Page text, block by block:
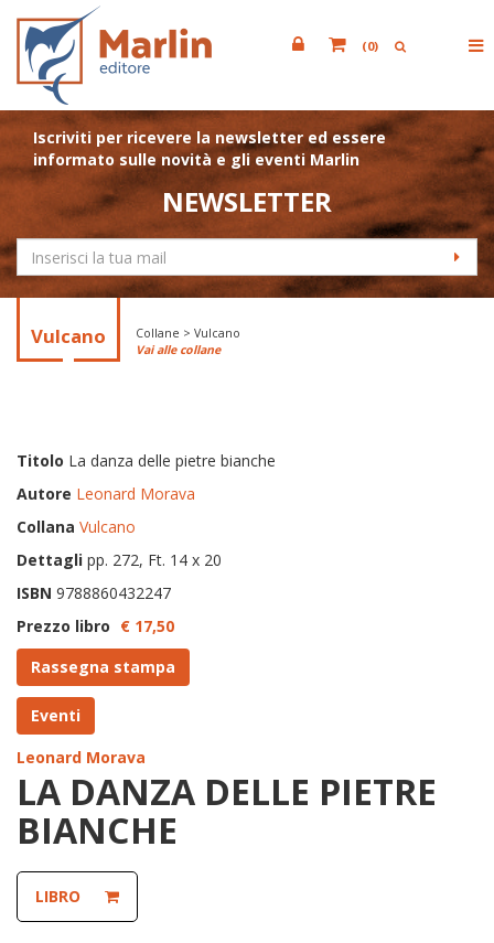
(0)
Iscriviti per ricevere la newsletter ed essere
informato sulle novità e gli eventi Marlin
NEWSLETTER
Vulcano
Collane > Vulcano
Vai alle collane
Titolo La danza delle pietre bianche
Autore Leonard Morava
Collana Vulcano
Dettagli pp. 272, Ft. 14 x 20
ISBN 9788860432247
Prezzo libro € 17,50
Rassegna stampa
Eventi
Leonard Morava
LA DANZA DELLE PIETRE
BIANCHE
LIBRO